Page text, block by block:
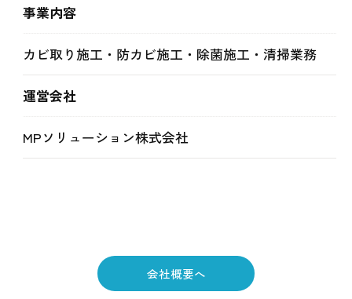
事業内容
カビ取り施工・防カビ施工・除菌施工・清掃業務
運営会社
MPソリューション株式会社
会社概要へ